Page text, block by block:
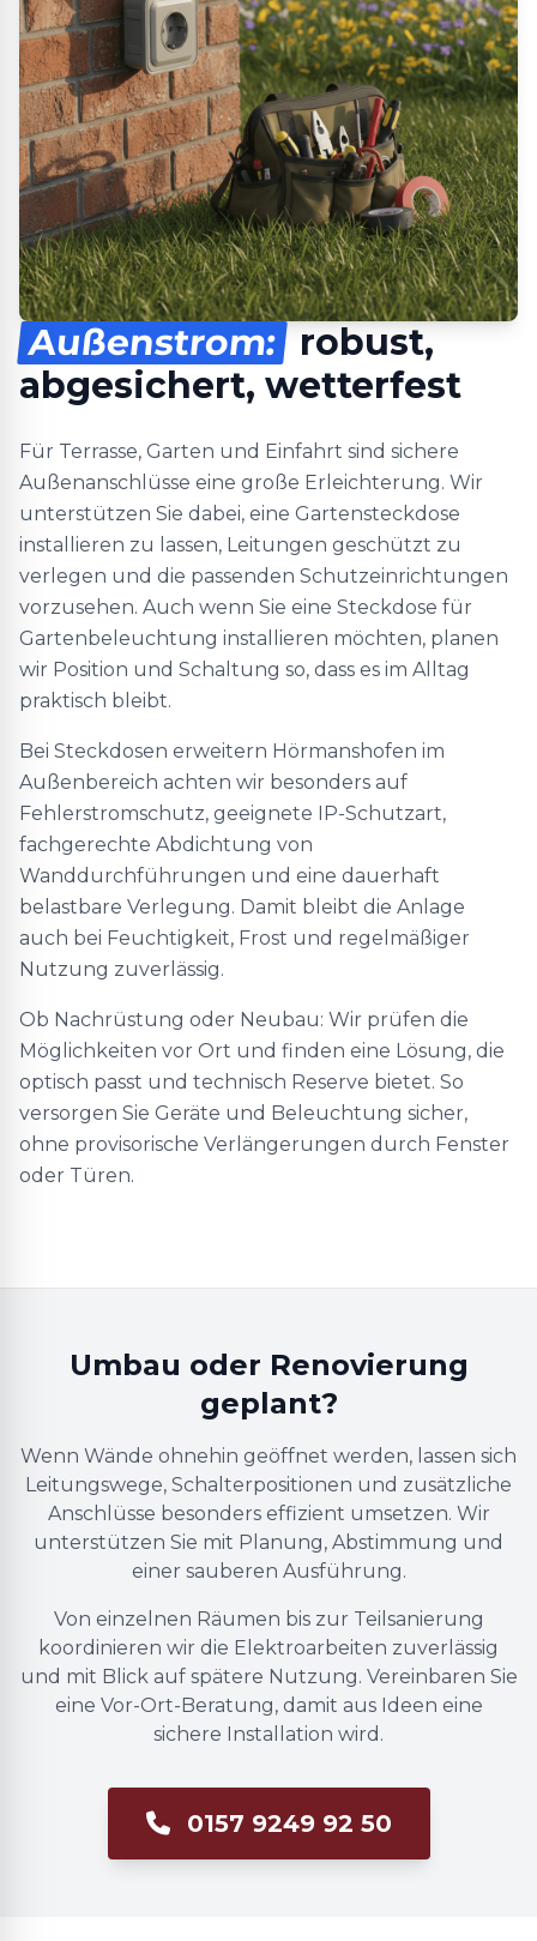
Außenstrom: robust,
abgesichert, wetterfest
Für Terrasse, Garten und Einfahrt sind sichere
Außenanschlüsse eine große Erleichterung. Wir
unterstützen Sie dabei, eine Gartensteckdose
installieren zu lassen, Leitungen geschützt zu
verlegen und die passenden Schutzeinrichtungen
vorzusehen. Auch wenn Sie eine Steckdose für
Gartenbeleuchtung installieren möchten, planen
wir Position und Schaltung so, dass es im Alltag
praktisch bleibt.
Bei Steckdosen erweitern Hörmanshofen im
Außenbereich achten wir besonders auf
Fehlerstromschutz, geeignete IP-Schutzart,
fachgerechte Abdichtung von
Wanddurchführungen und eine dauerhaft
belastbare Verlegung. Damit bleibt die Anlage
auch bei Feuchtigkeit, Frost und regelmäßiger
Nutzung zuverlässig.
Ob Nachrüstung oder Neubau: Wir prüfen die
Möglichkeiten vor Ort und finden eine Lösung, die
optisch passt und technisch Reserve bietet. So
versorgen Sie Geräte und Beleuchtung sicher,
ohne provisorische Verlängerungen durch Fenster
oder Türen.
Umbau oder Renovierung
geplant?
Wenn Wände ohnehin geöffnet werden, lassen sich
Leitungswege, Schalterpositionen und zusätzliche
Anschlüsse besonders effizient umsetzen. Wir
unterstützen Sie mit Planung, Abstimmung und
einer sauberen Ausführung.
Von einzelnen Räumen bis zur Teilsanierung
koordinieren wir die Elektroarbeiten zuverlässig
und mit Blick auf spätere Nutzung. Vereinbaren Sie
eine Vor-Ort-Beratung, damit aus Ideen eine
sichere Installation wird.
0157 9249 92 50